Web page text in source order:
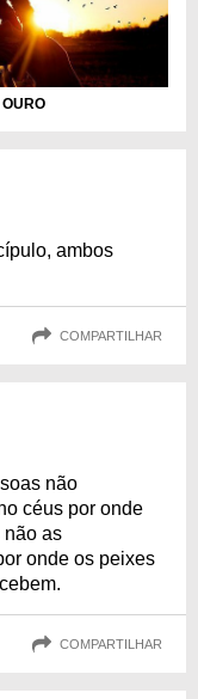
ambos
COMPARTILHAR
não
céus por onde
não as
onde os peixes
COMPARTILHAR